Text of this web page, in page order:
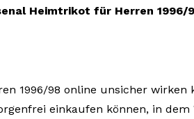
Heimtrikot für Herren 1996/
1996/98 online unsicher
einkaufen können, in